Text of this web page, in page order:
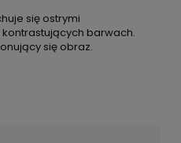
się ostrymi
barwach.
się obraz.